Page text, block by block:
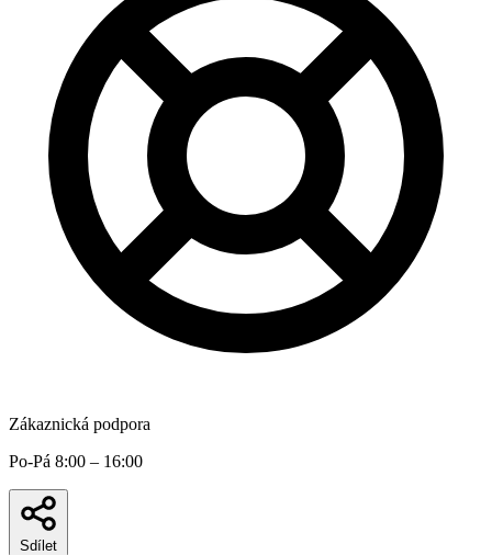
Zákaznická podpora
Po-Pá 8:00 – 16:00
Sdílet